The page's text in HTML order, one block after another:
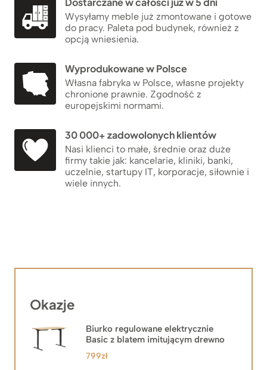
Wysyłamy meble już zmontowane i gotowe
do pracy. Paleta pod budynek, również z
opcją wniesienia.
Wyprodukowane w Polsce
Własna fabryka w Polsce, własne projekty
chronione prawnie. Zgodność z
europejskimi normami.
30 000+ zadowolonych klientów
Nasi klienci to małe, średnie oraz duże
firmy takie jak: kancelarie, kliniki, banki,
uczelnie, startupy IT, korporacje, siłownie i
wiele innych.
Okazje
Biurko regulowane elektrycznie
Basic z blatem imitującym drewno
799zł